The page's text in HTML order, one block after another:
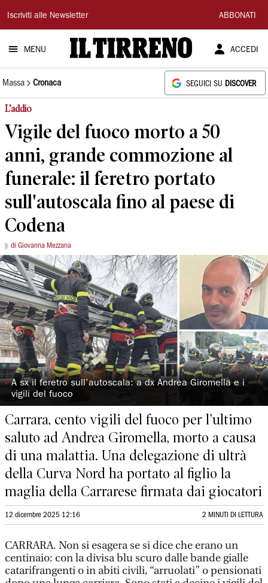
Il
Tirreno
Iscriviti alle Newsletter ABBONATI
MENU ACCEDI
Massa Cronaca SEGUICI SU DISCOVER
L’addio
Vigile del fuoco morto a 50
anni, grande commozione al
funerale: il feretro portato
sull'autoscala fino al paese di
Codena
di Giovanna Mezzana
◗A sx il feretro sull’autoscala: a dx Andrea Giromella e i
vigili del fuoco
Carrara, cento vigili del fuoco per l’ultimo
saluto ad Andrea Giromella, morto a causa
di una malattia. Una delegazione di ultrà
della Curva Nord ha portato al figlio la
maglia della Carrarese firmata dai giocatori
12 dicembre 2025 12:16 2 MINUTI DI LETTURA
CARRARA. Non si esagera se si dice che erano un
centinaio: con la divisa blu scuro dalle bande gialle
catarifrangenti o in abiti civili, “arruolati” o pensionati